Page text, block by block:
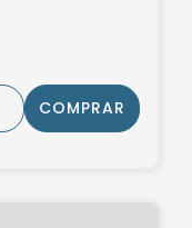
COMPRAR